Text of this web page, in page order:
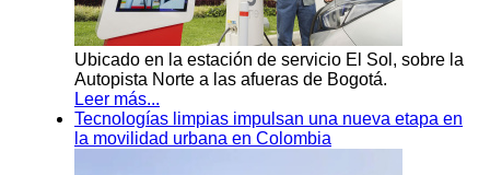
Ubicado en la estación de servicio El Sol, sobre la
Autopista Norte a las afueras de Bogotá.
Leer más...
Tecnologías limpias impulsan una nueva etapa en
la movilidad urbana en Colombia